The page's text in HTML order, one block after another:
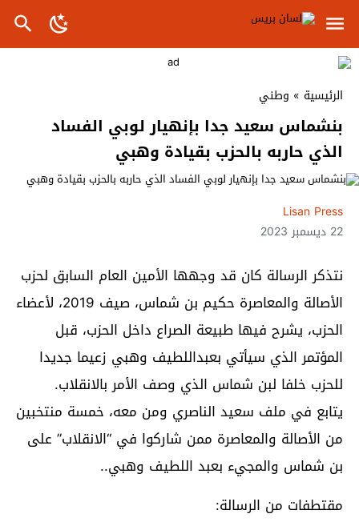
الرئيسية » وطني
بنشماس سعيد جدا بإنهيار لوبي الفساد
الذي حاربه بالحزب بقيادة وهبي
Lisan Press
22 ديسمبر 2023
نتذكر الرسالة كان قد وجهها الأمين العام السابق لحزب
الأصالة والمعاصرة حكيم بن شماس، صيف 2019، لأعضاء
الحزب، يشرح فيها طبيعة الصراع داخل الحزب، قبل
المؤتمر الذي سيأتي بعبداللطيف وهبي زعيما جديدا
للحزب خلفا لبن شماس الذي وصف الأمر بالانقلاب.
يتابع في ملف سعيد الناصري ومن معه، خمسة منتخبين
من الأصالة والمعاصرة ممن شاركوا في “الانقلاب” على
بن شماس والمجيء بعبد اللطيف وهبي..
مقتطفات من الرسالة: